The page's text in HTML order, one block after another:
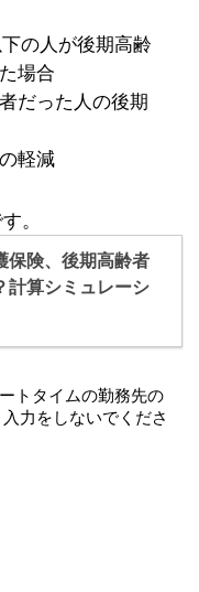
の人が後期高齢
場合
だった人の後期
軽減
。
保険、後期高齢者
計算シミュレーシ
トタイムの勤務先の
力をしないでくださ